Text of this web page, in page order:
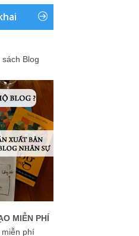
Blog
MIỄN PHÍ
phí